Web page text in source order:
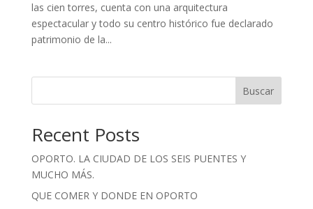
las cien torres, cuenta con una arquitectura
espectacular y todo su centro histórico fue declarado
patrimonio de la...
Buscar
Recent Posts
OPORTO. LA CIUDAD DE LOS SEIS PUENTES Y
MUCHO MÁS.
QUE COMER Y DONDE EN OPORTO